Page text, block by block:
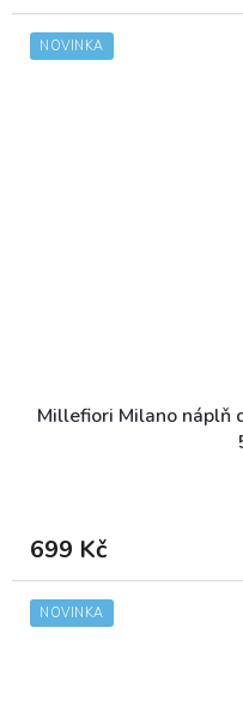
NOVINKA
Millefiori Milano náplň
699 Kč
NOVINKA